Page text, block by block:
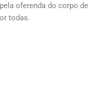
oferenda do corpo de
todas.